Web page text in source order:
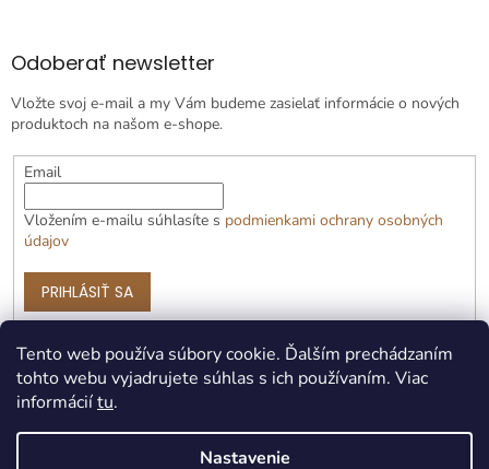
Tento web používa súbory cookie. Ďalším prechádzaním
tohto webu vyjadrujete súhlas s ich používaním. Viac
informáciítu.
Nastavenie
Odoberať newsletter
Vložte svoj e-mail a my Vám budeme zasielať informácie o nových
produktoch na našom e-shope.
Email
Vložením e-mailu súhlasíte s podmienkami ochrany osobných
údajov
PRIHLÁSIŤ SA
Vytvoril Shoptet Premium